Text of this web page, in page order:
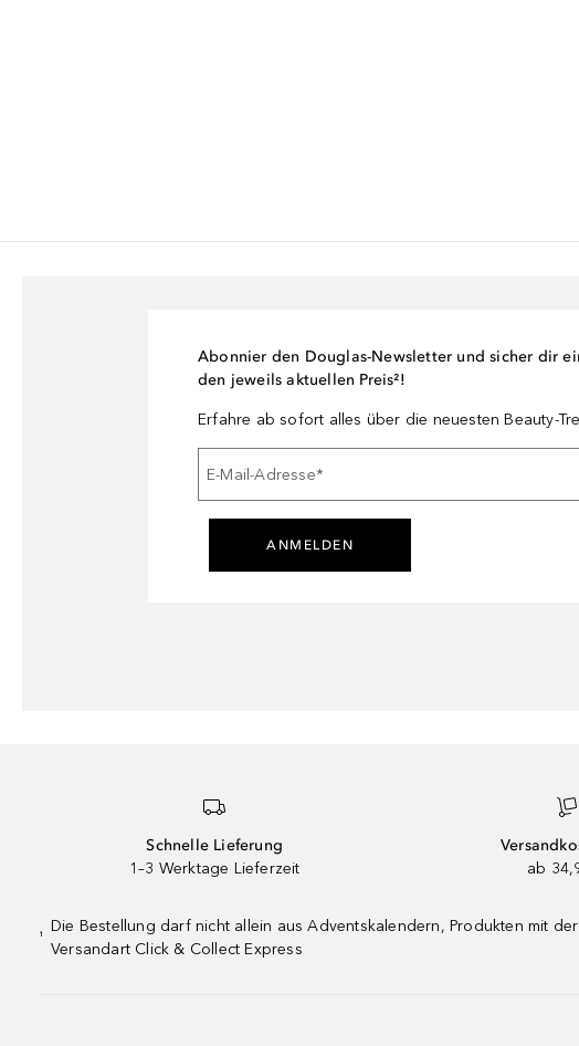
Abonnier den Douglas-Newsletter und sicher dir
den jeweils aktuellen Preis²!
Erfahre ab sofort alles über die neuesten Beauty-
E-Mail-Adresse*
ANMELDEN
Schnelle Lieferung
1–3 Werktage Lieferzeit
ab
¹
Die Bestellung darf nicht allein aus Adventskalendern, Produkten mit
Versandart Click & Collect Express